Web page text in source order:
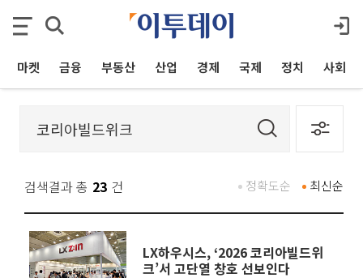
마켓 금융 부동산 산업 경제 국제 정치 사회
검색결과 총 23 건 최신순
정확도순
LX하우시스, ‘2026 코리아빌드위
크’서 고단열 창호 선보인다